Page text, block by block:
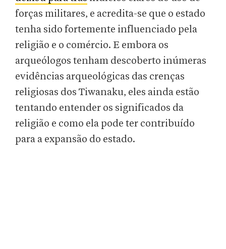
forças militares, e acredita-se que o estado
tenha sido fortemente influenciado pela
religião e o comércio. E embora os
arqueólogos tenham descoberto inúmeras
evidências arqueológicas das crenças
religiosas dos Tiwanaku, eles ainda estão
tentando entender os significados da
religião e como ela pode ter contribuído
para a expansão do estado.